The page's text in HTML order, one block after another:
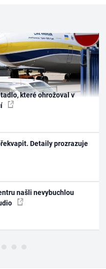
které ohrožoval v
Detaily prozrazuje
našli nevybuchlou